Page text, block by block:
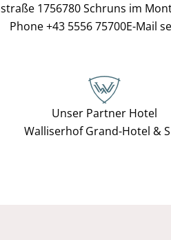
1756780 Schruns im
Phone +43 5556 75700E-Mail
Unser Partner Hotel
Walliserhof Grand-Hotel &